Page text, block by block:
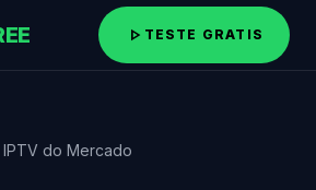
play_arrow TESTE GRATIS
do Mercado